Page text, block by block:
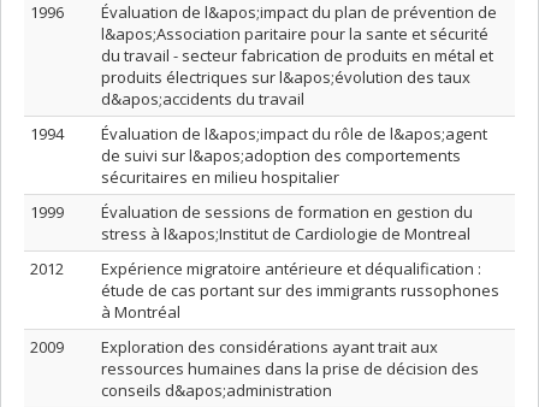
1996
Évaluation de l&apos;impact du plan de prévention de
l&apos;Association paritaire pour la sante et sécurité
du travail - secteur fabrication de produits en métal et
produits électriques sur l&apos;évolution des taux
d&apos;accidents du travail
1994
Évaluation de l&apos;impact du rôle de l&apos;agent
de suivi sur l&apos;adoption des comportements
sécuritaires en milieu hospitalier
1999
Évaluation de sessions de formation en gestion du
stress à l&apos;Institut de Cardiologie de Montreal
2012
Expérience migratoire antérieure et déqualification :
étude de cas portant sur des immigrants russophones
à Montréal
2009
Exploration des considérations ayant trait aux
ressources humaines dans la prise de décision des
conseils d&apos;administration